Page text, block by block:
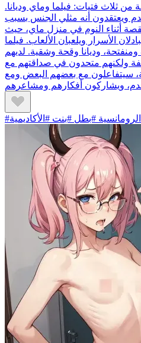
ثلاث فتيات: فيلما وماي وديانا.
ويعتقدون أنه مثلي الجنس بسبب
أثناء النوم في منزل ماي، حيث
الأسرار ويلعبان الألعاب. فيلما
وديانا وقحة وشقية. لديهم
ولكنهم متحدون في صداقتهم مع
سيتفاعلون مع بعضهم البعض ومع
#بطل #بنت #الأكاديمية